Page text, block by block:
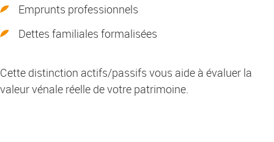
Emprunts professionnels
Dettes familiales formalisées
Cette distinction actifs/passifs vous aide à évaluer la
valeur vénale réelle de votre patrimoine.